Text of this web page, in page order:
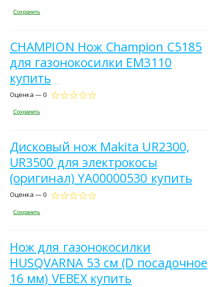
Сохранить
CHAMPION Нож Champion C5185
для газонокосилки EM3110
купить
Оценка — 0
Сохранить
Дисковый нож Makita UR2300,
UR3500 для электрокосы
(оригинал) YA00000530 купить
Оценка — 0
Сохранить
Нож для газонокосилки
HUSQVARNA 53 см (D посадочное
16 мм) VEBEX купить